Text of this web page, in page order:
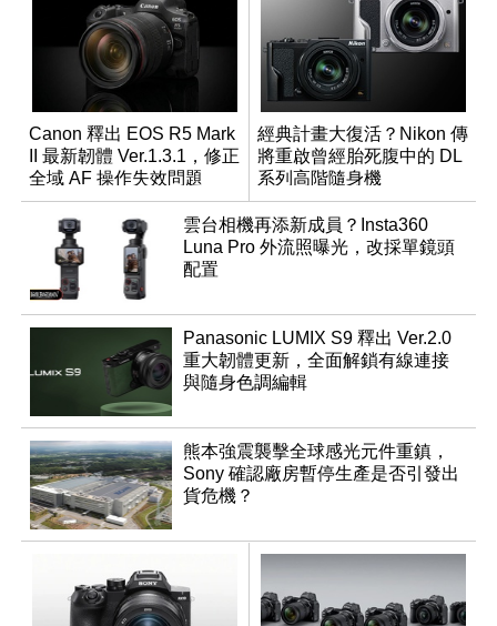
Canon 釋出 EOS R5 Mark
II 最新韌體 Ver.1.3.1，修正
全域 AF 操作失效問題
經典計畫大復活？Nikon 傳
將重啟曾經胎死腹中的 DL
系列高階隨身機
雲台相機再添新成員？Insta360
Luna Pro 外流照曝光，改採單鏡頭
配置
Panasonic LUMIX S9 釋出 Ver.2.0
重大韌體更新，全面解鎖有線連接
與隨身色調編輯
熊本強震襲擊全球感光元件重鎮，
Sony 確認廠房暫停生產是否引發出
貨危機？